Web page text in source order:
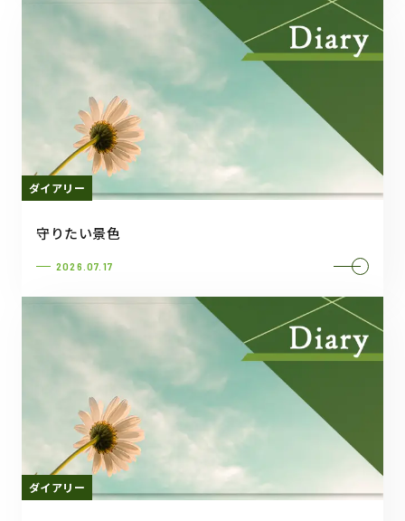
ダイアリー
守りたい景色
2026.07.17
ダイアリー